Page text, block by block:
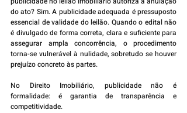
do ato? Sim. A publicidade adequada é pressuposto
essencial de validade do leilão. Quando o edital não
é divulgado de forma correta, clara e suficiente para
assegurar ampla concorrência, o procedimento
torna-se vulnerável à nulidade, sobretudo se houver
prejuízo concreto às partes.
No Direito Imobiliário, publicidade não é
formalidade: é garantia de transparência e
competitividade.